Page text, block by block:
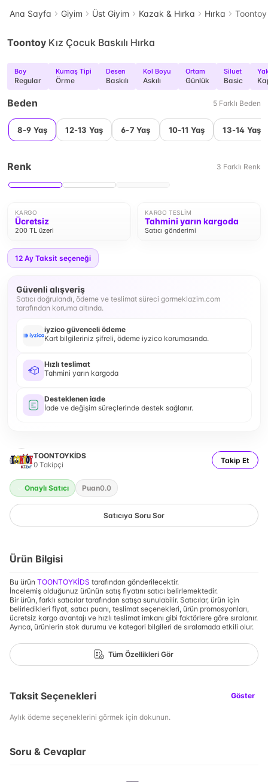
Ana Sayfa Giyim Üst Giyim Kazak & Hırka Hırka Toontoy
Toontoy Kız Çocuk Baskılı Hırka
Boy
Regular
Kumaş Tipi
Örme
Desen
Baskılı
Kol Boyu
Askılı
Ortam
Günlük
Siluet
Basic
Beden 5 Farklı Beden
8-9 Yaş 12-13 Yaş 6-7 Yaş 10-11 Yaş 13-14 Yaş
Renk 3 Farklı Renk
KARGO
Ücretsiz
200 TL üzeri
KARGO TESLIM
Tahmini yarın kargoda
Satıcı gönderimi
12 Ay Taksit seçeneği
Güvenli alışveriş
Satıcı doğrulandı, ödeme ve teslimat süreci gormeklazim.com
tarafından koruma altında.
iyzico güvenceli ödeme
Kart bilgileriniz şifreli, ödeme iyzico korumasında.
Hızlı teslimat
Tahmini yarın kargoda
Desteklenen iade
İade ve değişim süreçlerinde destek sağlanır.
TOONTOYKİDS
0 Takipçi Takip Et
Onaylı Satıcı Puan0.0
Satıcıya Soru Sor
Ürün Bilgisi
Bu ürün TOONTOYKİDS tarafından gönderilecektir.
İncelemiş olduğunuz ürünün satış fiyatını satıcı belirlemektedir.
Bir ürün, farklı satıcılar tarafından satışa sunulabilir. Satıcılar, ürün için
belirledikleri fiyat, satıcı puanı, teslimat seçenekleri, ürün promosyonları,
ücretsiz kargo avantajı ve hızlı teslimat imkanı gibi faktörlere göre sıralanır.
Ayrıca, ürünlerin stok durumu ve kategori bilgileri de sıralamada etkili olur.
Tüm Özellikleri Gör
Taksit Seçenekleri Göster
Aylık ödeme seçeneklerini görmek için dokunun.
Soru & Cevaplar